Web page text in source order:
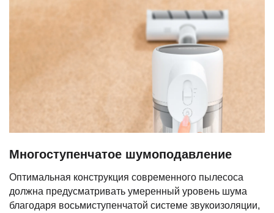
Многоступенчатое шумоподавление
Оптимальная конструкция современного пылесоса
должна предусматривать умеренный уровень шума
благодаря восьмиступенчатой системе звукоизоляции,